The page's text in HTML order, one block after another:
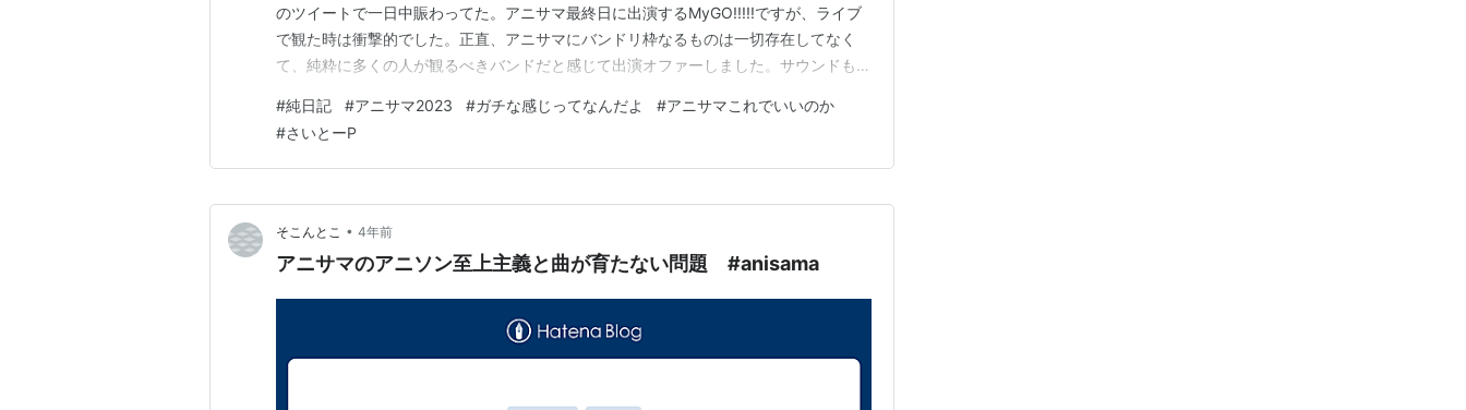
のツイートで一日中賑わってた。アニサマ最終日に出演するMyGO!!!!!ですが、ライブ
で観た時は衝撃的でした。正直、アニサマにバンドリ枠なるものは一切存在してなく
て、純粋に多くの人が観るべきバンドだと感じて出演オファーしました。サウンドもア
さいとーぴー❤️‍🔥（Koji"P"Saito） (@SaitoPPP) 2023年6月26日 …
#純日記 #アニサマ2023 #ガチな感じってなんだよ #アニサマこれでいいのか
#さいとーP
そこんとこ • 4年前
アニサマのアニソン至上主義と曲が育たない問題 #anisama